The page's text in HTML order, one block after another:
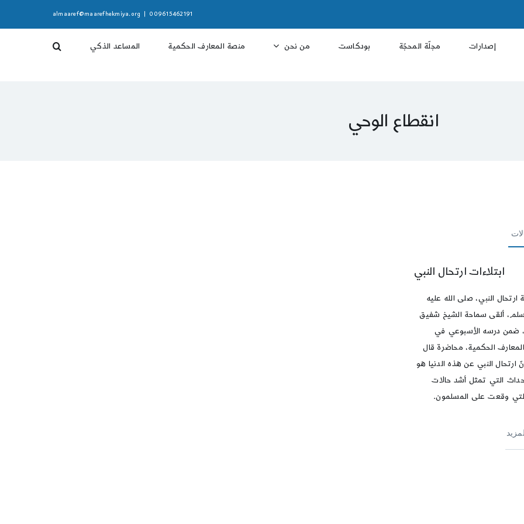
009615462191
almaaref@maarefhekmiya.org
إصدارات مجلّة المحجّة بودكاست من نحن منصة المعارف الحكمية المساعد الذكي
انقطاع الوحي
ابتلاءات ارتحال النبي
ارتحال النبي، صلى الله عليه
ألقى سماحة الشيخ شفيق
ضمن درسه الأسبوعي في
الحكمية، محاضرة قال
ارتحال النبي عن هذه الدنيا هو
التي تمثل أشد حالات
التي وقعت على المسلمون.